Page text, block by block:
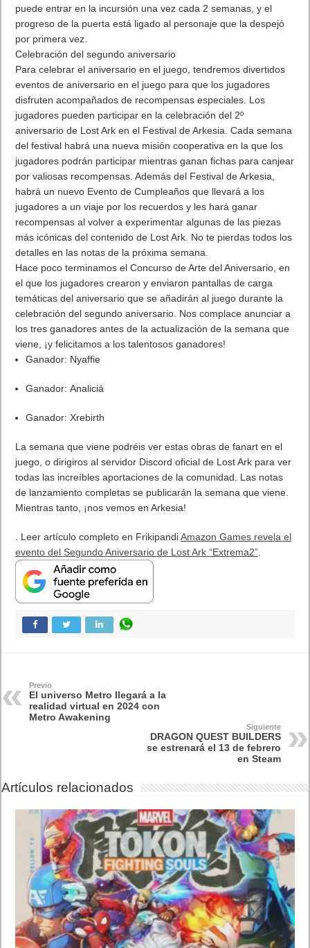
puede entrar en la incursión una vez cada 2 semanas, y el
progreso de la puerta está ligado al personaje que la despejó
por primera vez.
Celebración del segundo aniversario
Para celebrar el aniversario en el juego, tendremos divertidos
eventos de aniversario en el juego para que los jugadores
disfruten acompañados de recompensas especiales. Los
jugadores pueden participar en la celebración del 2º
aniversario de Lost Ark en el Festival de Arkesia. Cada semana
del festival habrá una nueva misión cooperativa en la que los
jugadores podrán participar mientras ganan fichas para canjear
por valiosas recompensas. Además del Festival de Arkesia,
habrá un nuevo Evento de Cumpleaños que llevará a los
jugadores a un viaje por los recuerdos y les hará ganar
recompensas al volver a experimentar algunas de las piezas
más icónicas del contenido de Lost Ark. No te pierdas todos los
detalles en las notas de la próxima semana.
Hace poco terminamos el Concurso de Arte del Aniversario, en
el que los jugadores crearon y enviaron pantallas de carga
temáticas del aniversario que se añadirán al juego durante la
celebración del segundo aniversario. Nos complace anunciar a
los tres ganadores antes de la actualización de la semana que
viene, ¡y felicitamos a los talentosos ganadores!
Ganador: Nyaffie
Ganador: Analiciá
Ganador: Xrebirth
La semana que viene podréis ver estas obras de fanart en el
juego, o dirigiros al servidor Discord oficial de Lost Ark para ver
todas las increíbles aportaciones de la comunidad. Las notas
de lanzamiento completas se publicarán la semana que viene.
Mientras tanto, ¡nos vemos en Arkesia!
. Leer artículo completo en FrikipandiAmazon Games revela el
evento del Segundo Aniversario de Lost Ark “Extrema2”.
Previo
El universo Metro llegará a la
realidad virtual en 2024 con
Metro Awakening
Siguiente
DRAGON QUEST BUILDERS
se estrenará el 13 de febrero
en Steam
Artículos relacionados